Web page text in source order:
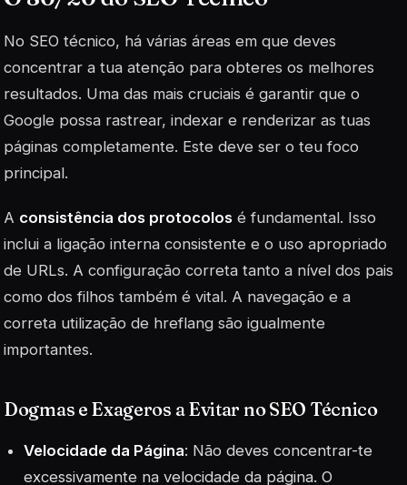
No SEO técnico, há várias áreas em que deves
concentrar a tua atenção para obteres os melhores
resultados. Uma das mais cruciais é garantir que o
Google possa rastrear, indexar e renderizar as tuas
páginas completamente. Este deve ser o teu foco
principal.
A consistência dos protocolos é fundamental. Isso
inclui a ligação interna consistente e o uso apropriado
de URLs. A configuração correta tanto a nível dos pais
como dos filhos também é vital. A navegação e a
correta utilização de hreflang são igualmente
importantes.
Dogmas e Exageros a Evitar no SEO Técnico
Velocidade da Página: Não deves concentrar-te
excessivamente na velocidade da página. O